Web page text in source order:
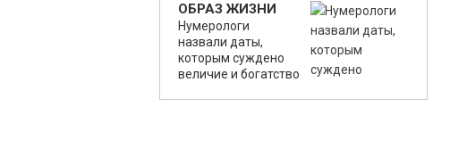
ОБРАЗ ЖИЗНИ
Нумерологи
назвали даты,
которым суждено
величие и богатство